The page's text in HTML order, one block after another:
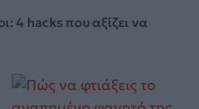
4 hacks που αξίζει να